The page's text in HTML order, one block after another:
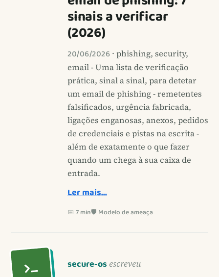
sinais a verificar
(2026)
20/06/2026 · phishing, security,
email - Uma lista de verificação
prática, sinal a sinal, para detetar
um email de phishing - remetentes
falsificados, urgência fabricada,
ligações enganosas, anexos, pedidos
de credenciais e pistas na escrita -
além de exatamente o que fazer
quando um chega à sua caixa de
entrada.
Ler mais…
📅 7 min🛡️ Modelo de ameaça
secure-os escreveu